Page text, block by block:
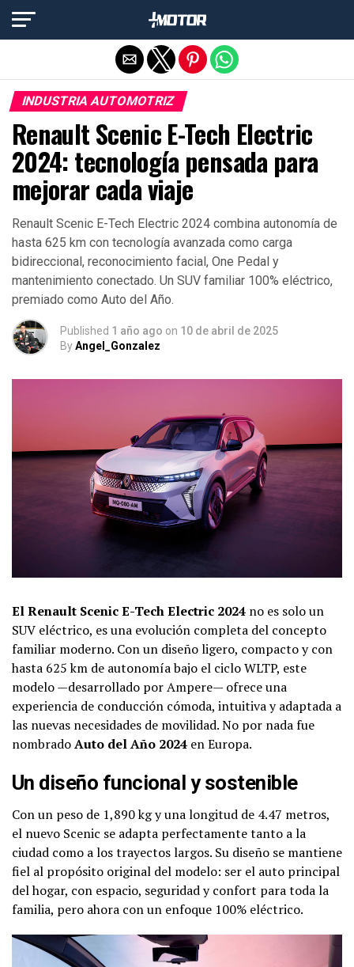
INDUSTRIA AUTOMOTRIZ
Renault Scenic E-Tech Electric
2024: tecnología pensada para
mejorar cada viaje
Renault Scenic E-Tech Electric 2024 combina autonomía de
hasta 625 km con tecnología avanzada como carga
bidireccional, reconocimiento facial, One Pedal y
mantenimiento conectado. Un SUV familiar 100% eléctrico,
premiado como Auto del Año.
Published 1 año ago on 10 de abril de 2025
ByAngel_Gonzalez
El Renault Scenic E-Tech Electric 2024 no es solo un
SUV eléctrico, es una evolución completa del concepto
familiar moderno. Con un diseño ligero, compacto y con
hasta 625 km de autonomía bajo el ciclo WLTP, este
modelo —desarrollado por Ampere— ofrece una
experiencia de conducción cómoda, intuitiva y adaptada a
las nuevas necesidades de movilidad. No por nada fue
nombradoAuto del Año 2024 en Europa.
Un diseño funcional y sostenible
Con un peso de 1,890 kg y una longitud de 4.47 metros,
el nuevo Scenic se adapta perfectamente tanto a la
ciudad como a los trayectos largos. Su diseño se mantiene
fiel al propósito original del modelo: ser el auto principal
del hogar, con espacio, seguridad y confort para toda la
familia, pero ahora con un enfoque 100% eléctrico.
Salir de la versión móvil